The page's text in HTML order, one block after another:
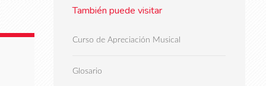
También puede visitar
Curso de Apreciación Musical
Glosario